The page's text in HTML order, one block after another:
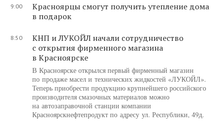
9:00
Красноярцы смогут получить утепление дома
в подарок
8:50
КНП и ЛУКОЙЛ начали сотрудничество
с открытия фирменного магазина
в Красноярске
В Красноярске открылся первый фирменный магазин
по продаже масел и технических жидкостей «ЛУКОЙЛ».
Теперь приобрести продукцию крупнейшего российского
производителя смазочных материалов можно
на автозаправочной станции компании
Красноярскнефтепродукт по адресу ул. Республики, 49д.